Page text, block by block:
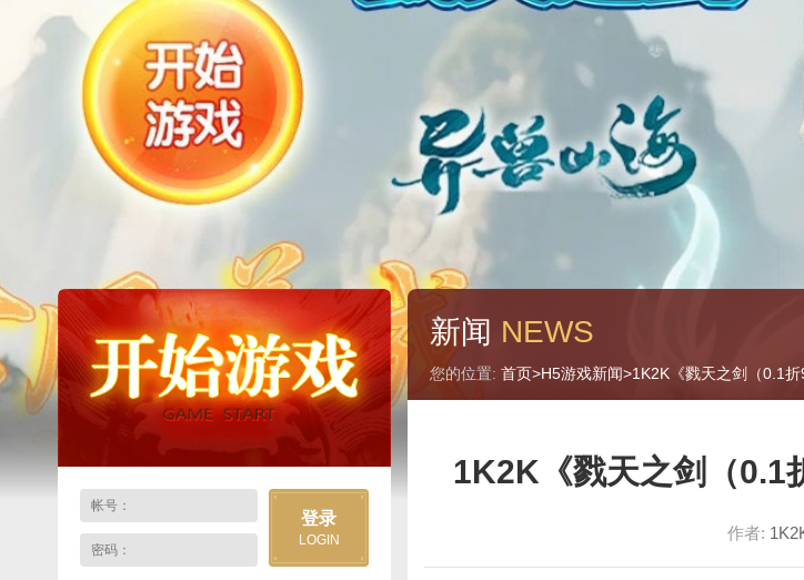
登录
LOGIN
新闻 NEWS
您的位置: 首页>H5游戏新闻>1K2K《戮天之剑（0.1
1K2K《戮天之剑（0.1
作者: